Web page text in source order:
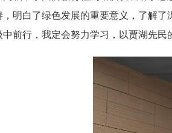
明白了绿色发展的重要意义，了解
前行，我定会努力学习，以贾湖先